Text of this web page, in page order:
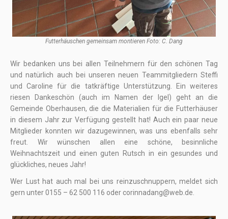
Futterhäuschen gemeinsam montieren Foto: C. Dang
Wir bedanken uns bei allen Teilnehmern für den schönen Tag
und natürlich auch bei unseren neuen Teammitgliedern Steffi
und Caroline für die tatkräftige Unterstützung. Ein weiteres
riesen Dankeschön (auch im Namen der Igel) geht an die
Gemeinde Oberhausen, die die Materialien für die Futterhäuser
in diesem Jahr zur Verfügung gestellt hat! Auch ein paar neue
Mitglieder konnten wir dazugewinnen, was uns ebenfalls sehr
freut. Wir wünschen allen eine schöne, besinnliche
Weihnachtszeit und einen guten Rutsch in ein gesundes und
glückliches, neues Jahr!
Wer Lust hat auch mal bei uns reinzuschnuppern, meldet sich
gern unter 0155 – 62 500 116 oder corinnadang@web.de.